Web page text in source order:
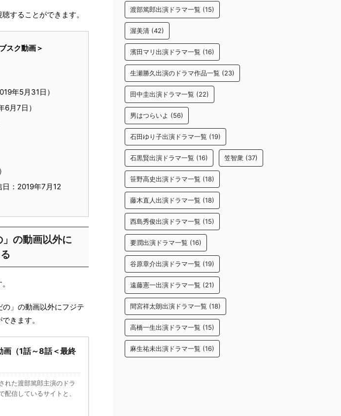
することができます。
スク動画＞
年5月31日）
月7日）
：2019年7月12
の動画以外に
」の動画以外にフジテ
きます。
画（1話～8話＜最終
れた渡部篤郎主演のドラ
信しているサイトと、
渡部篤郎出演ドラマ一覧 (15)
渥美清 (42)
濱田マリ出演ドラマ一覧 (16)
生瀬勝久出演のドラマ作品一覧 (23)
田中圭出演ドラマ一覧 (22)
男はつらいよ (56)
石田ゆり子出演ドラマ一覧 (19)
石黒賢出演ドラマ一覧 (16) 笠智衆 (37)
笹野高史出演ドラマ一覧 (18)
藤木直人出演ドラマ一覧 (18)
西島秀俊出演ドラマ一覧 (15)
要潤出演ドラマ一覧 (16)
谷原章介出演ドラマ一覧 (19)
遠藤憲一出演ドラマ一覧 (21)
間宮祥太朗出演ドラマ一覧 (18)
高橋一生出演ドラマ一覧 (15)
麻生祐未出演ドラマ一覧 (16)